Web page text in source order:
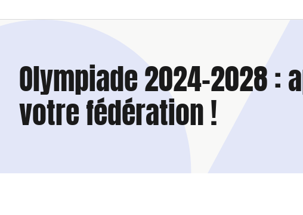
Olympiade 2024-2028 :
votre fédération !